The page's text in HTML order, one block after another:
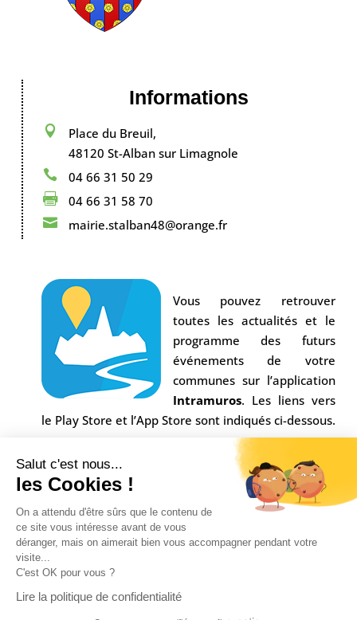
Salut c'est nous...
les Cookies !
On a attendu d'être sûrs que le contenu de
ce site vous intéresse avant de vous
déranger, mais on aimerait bien vous accompagner pendant votre
visite...
C'est OK pour vous ?
Lire la politique de confidentialité
Informations

Place du Breuil,
48120 St-Alban sur Limagnole
 04 66 31 50 29
 04 66 31 58 70
 mairie.stalban48@orange.fr
Vous pouvez retrouver
toutes les actualités et le
programme des futurs
événements de votre
communes sur l’application
Intramuros. Les liens vers
le Play Store et l’App Store sont indiqués ci-dessous.
Conception AgenceMultiweb